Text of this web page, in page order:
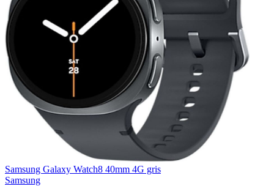
Samsung Galaxy Watch8 40mm 4G gris
Samsung